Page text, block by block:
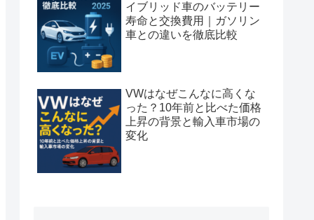
イブリッド車のバッテリー
寿命と交換費用｜ガソリン
車との違いを徹底比較
VWはなぜこんなに高くな
った？10年前と比べた価格
上昇の背景と輸入車市場の
変化